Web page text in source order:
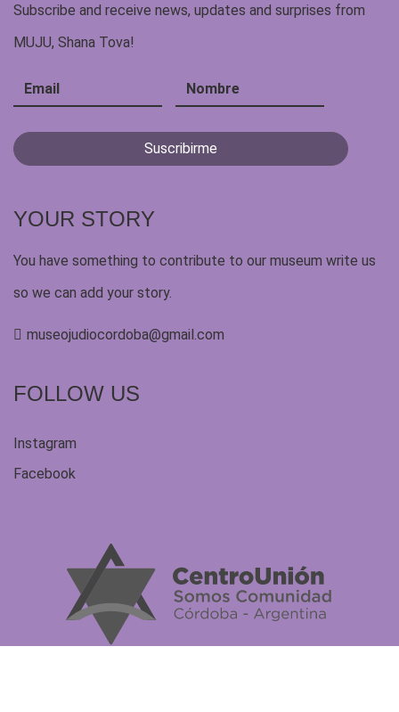
Subscribe and receive news, updates and surprises from
MUJU, Shana Tova!
YOUR STORY
You have something to contribute to our museum write us
so we can add your story.
museojudiocordoba@gmail.com
FOLLOW US
Instagram
Facebook